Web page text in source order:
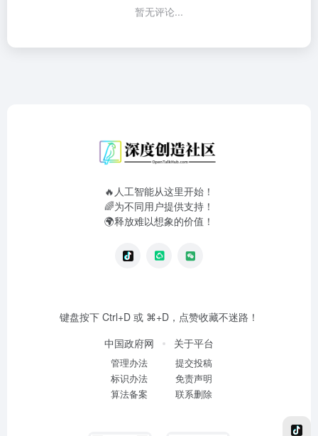
暂无评论...
🔥人工智能从这里开始！
🌈为不同用户提供支持！
🌍释放难以想象的价值！
键盘按下 Ctrl+D 或 ⌘+D，点赞收藏不迷路！
中国政府网
管理办法
标识办法
算法备案
关于平台
提交投稿
免责声明
联系删除